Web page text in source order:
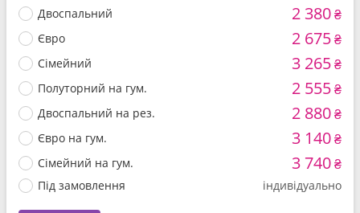
Двоспальний 2 380₴
Євро 2 675₴
Сімейний 3 265₴
Полуторний на гум. 2 555₴
Двоспальний на рез. 2 880₴
Євро на гум. 3 140₴
Сімейний на гум. 3 740₴
Під замовлення індивідуально